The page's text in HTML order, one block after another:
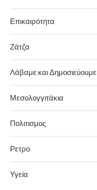
Επικαιρότητα
Ζάτζα
Λάβαμε και Δημοσιεύουμε
Μεσολογγιτάκια
Πολιτισμος
Ρετρο
Υγεία